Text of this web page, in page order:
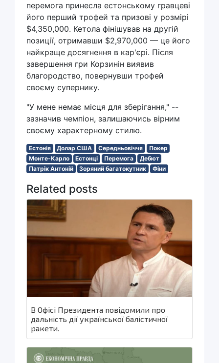
перемога принесла естонському гравцеві
його перший трофей та призові у розмірі
$4,350,000. Кетола фінішував на другій
позиції, отримавши $2,970,000 — це його
найкраще досягнення в кар'єрі. Після
завершення гри Корзинін виявив
благородство, повернувши трофей
своєму супернику.
"У мене немає місця для зберігання," --
зазначив чемпіон, залишаючись вірним
своєму характерному стилю.
Естонія Долар США Середньовіччя
Покер
Монте-Карло
Естонці Перемога
Дебют
Патрік Антоній
Зоряний багатокутник Фіни
Related posts
В Офісі Президента повідомили про
дальність дії української балістичної
ракети.